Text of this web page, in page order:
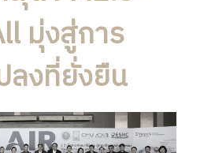
มุ่งสู่การ
ลงที่ยั่งยืน